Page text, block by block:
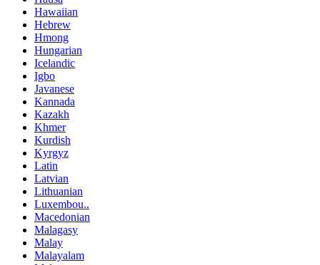
Hawaiian
Hebrew
Hmong
Hungarian
Icelandic
Igbo
Javanese
Kannada
Kazakh
Khmer
Kurdish
Kyrgyz
Latin
Latvian
Lithuanian
Luxembou..
Macedonian
Malagasy
Malay
Malayalam